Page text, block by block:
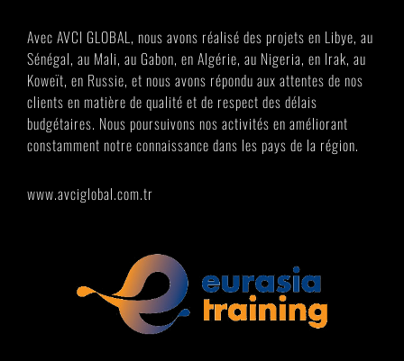
Avec AVCI GLOBAL, nous avons réalisé des projets en Libye, au
Sénégal, au Mali, au Gabon, en Algérie, au Nigeria, en Irak, au
Koweït, en Russie, et nous avons répondu aux attentes de nos
clients en matière de qualité et de respect des délais
budgétaires. Nous poursuivons nos activités en améliorant
constamment notre connaissance dans les pays de la région.
www.avciglobal.com.tr